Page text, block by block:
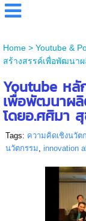
Home> Youtube &
สร้างสรรค์เพื่อพัฒนา
Youtube ห
เพื่อพัฒนาผ
โดยอ.ศศิมา
Tags: ความคิดเชิงนวัต
นวัตกรรม, innovation